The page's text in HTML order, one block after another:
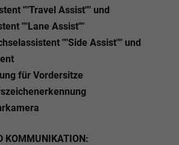
""Travel Assist"" und
""Lane Assist""
""Side Assist"" und
für Vordersitze
KOMMUNIKATION: